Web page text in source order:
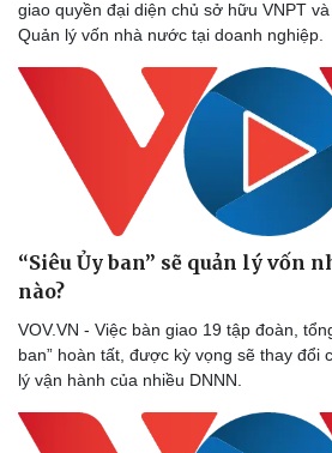
Văn hóa
Giải
giao quyền đại diện chủ sở hữu VNPT
Quản lý vốn nhà nước tại doanh nghiệp.
“Siêu Ủy ban” sẽ quản lý vốn
nào?
VOV.VN - Việc bàn giao 19 tập đoàn,
ban” hoàn tất, được kỳ vọng sẽ thay đổi
lý vận hành của nhiều DNNN.